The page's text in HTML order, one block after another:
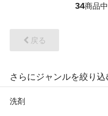
34商品中
戻る
さらにジャンルを絞り込
洗剤